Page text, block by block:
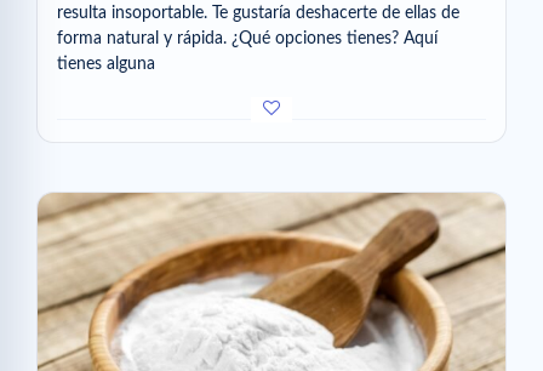
resulta insoportable. Te gustaría deshacerte de ellas de
forma natural y rápida. ¿Qué opciones tienes? Aquí
tienes alguna